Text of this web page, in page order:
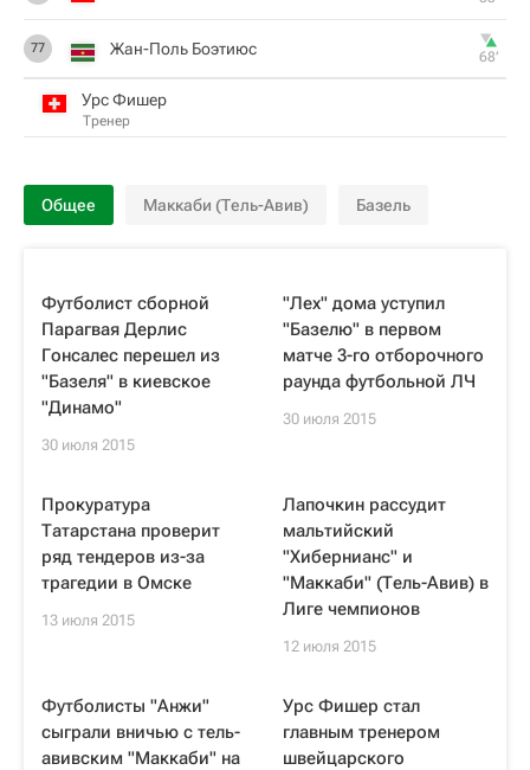
77 Жан-Поль Боэтиюс 68‎’‎
Урс Фишер
Тренер
Общее Маккаби (Тель-Авив) Базель
Футболист сборной
Парагвая Дерлис
Гонсалес перешел из
"Базеля" в киевское
"Динамо"
30 июля 2015
"Лех" дома уступил
"Базелю" в первом
матче 3-го отборочного
раунда футбольной ЛЧ
30 июля 2015
Прокуратура
Татарстана проверит
ряд тендеров из-за
трагедии в Омске
13 июля 2015
Лапочкин рассудит
мальтийский
"Хибернианс" и
"Маккаби" (Тель-Авив) в
Лиге чемпионов
12 июля 2015
Футболисты "Анжи"
сыграли вничью с тель-
авивским "Маккаби" на
Урс Фишер стал
главным тренером
швейцарского